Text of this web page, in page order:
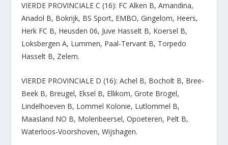
VIERDE PROVINCIALE C (16): FC Alken B, Amandina,
Anadol B, Bokrijk, BS Sport, EMBO, Gingelom, Heers,
Herk FC B, Heusden 06, Juve Hasselt B, Koersel B,
Loksbergen A, Lummen, Paal-Tervant B, Torpedo
Hasselt B, Zelem.
VIERDE PROVINCIALE D (16): Achel B, Bocholt B, Bree-
Beek B, Breugel, Eksel B, Ellikom, Grote Brogel,
Lindelhoeven B, Lommel Kolonie, Lutlommel B,
Maasland NO B, Molenbeersel, Opoeteren, Pelt B,
Waterloos-Voorshoven, Wijshagen.